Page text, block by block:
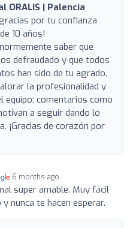
ORALIS | Palencia
por tu confianza
10 años!
saber que
defraudado y que todos
han sido de tu agrado.
la profesionalidad y
equipo; comentarios como
a seguir dando lo
¡Gracias de corazón por
6 months ago
super amable. Muy fácil
nunca te hacen esperar.